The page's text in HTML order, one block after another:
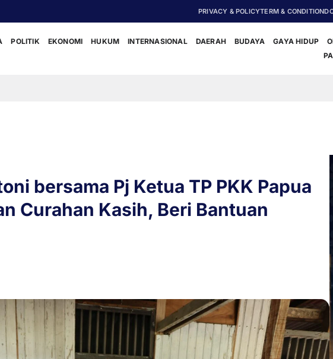
PRIVACY & POLICYTERM & CONDITION
POLITIK EKONOMI HUKUM INTERNASIONAL DAERAH BUDAYA GAYA HIDUP
‎Polisi
bersama Pj Ketua TP PKK Papua
Curahan Kasih, Beri Bantuan